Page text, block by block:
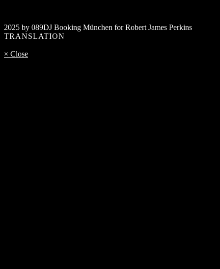
2025 by 089DJ Booking München for Robert James Perkins
TRANSLATION
× Close